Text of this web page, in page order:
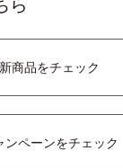
新商品をチェック
ンペーンをチェック